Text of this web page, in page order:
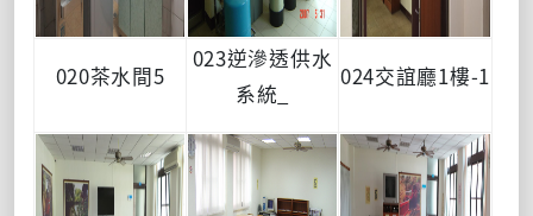
020茶水間5
023逆滲透供水
系統_
024交誼廳1樓-1